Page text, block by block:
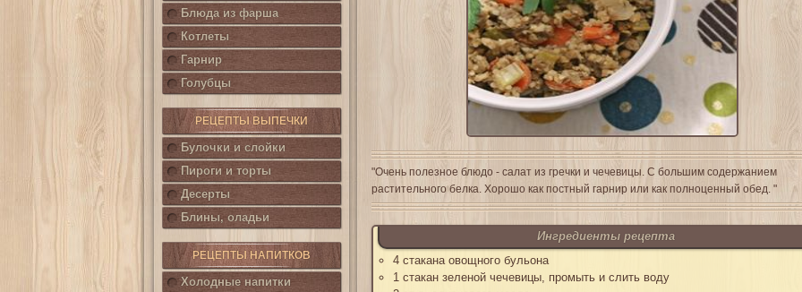
Блюда из фарша
Котлеты
Гарнир
Голубцы
РЕЦЕПТЫ ВЫПЕЧКИ
Булочки и слойки
Пироги и торты
Десерты
Блины, оладьи
РЕЦЕПТЫ НАПИТКОВ
Холодные напитки
"Очень полезное блюдо - салат из гречки и чечевицы. С большим содержанием
растительного белка. Хорошо как постный гарнир или как полноценный обед. "
Ингредиенты рецепта
4 стакана овощного бульона
1 стакан зеленой чечевицы, промыть и слить воду